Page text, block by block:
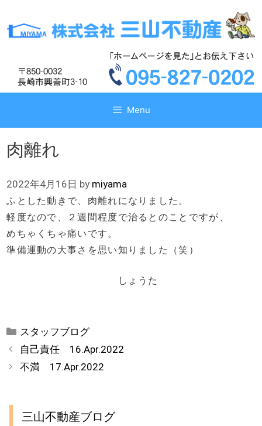
テ
ス
テ
ス
Menu
肉離れ
2022年4月16日 by miyama
ふとした動きで、肉離れになりました。
軽度なので、２週間程度で治るとのことですが、
めちゃくちゃ痛いです。
準備運動の大事さを思い知りました（笑）
しょうた
カ
テ
リ
スタッフブログ
自己責任 16.Apr.2022
不満 17.Apr.2022
三山不動産ブログ